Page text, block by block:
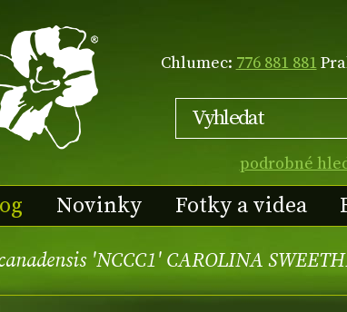
Chlumec: 776 881 881
podrobné
Novinky Fotky a videa
'NCCC1' CAROLINA